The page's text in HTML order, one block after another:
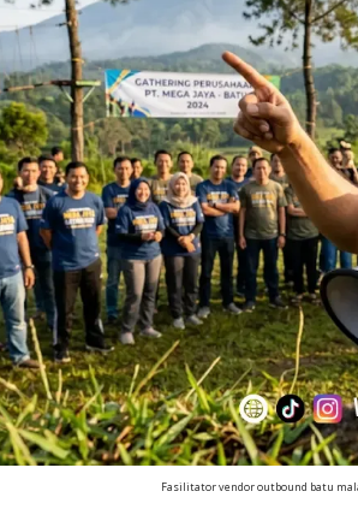
Fasilitator vendor outbound batu